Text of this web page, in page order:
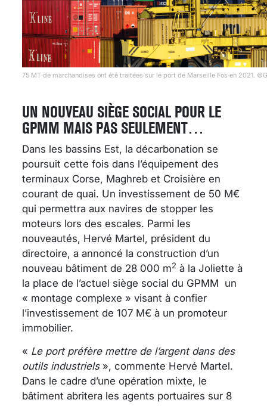
75 MT de marchandises ont été traitées sur le port de Marseille Fos en 2021.
UN NOUVEAU SIÈGE SOCIAL POUR LE
GPMM MAIS PAS SEULEMENT…
Dans les bassins Est, la décarbonation se
poursuit cette fois dans l’équipement des
terminaux Corse, Maghreb et Croisière en
courant de quai. Un investissement de 50 M€
qui permettra aux navires de stopper les
moteurs lors des escales. Parmi les
nouveautés, Hervé Martel, président du
directoire, a annoncé la construction d’un
nouveau bâtiment de 28 000 m2 à la Joliette à
la place de l’actuel siège social du GPMM un
« montage complexe » visant à confier
l’investissement de 107 M€ à un promoteur
immobilier.
« Le port préfère mettre de l’argent dans des
outils industriels », commente Hervé Martel.
Dans le cadre d’une opération mixte, le
bâtiment abritera les agents portuaires sur 8